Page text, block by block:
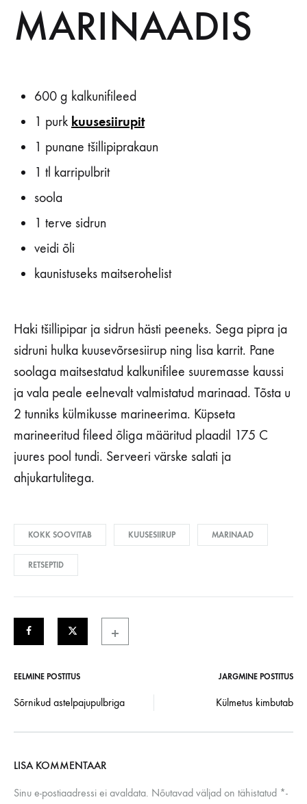
MARINAADIS
600 g kalkunifileed
1 purk kuusesiirupit
1 punane tšillipiprakaun
1 tl karripulbrit
soola
1 terve sidrun
veidi õli
kaunistuseks maitserohelist
Haki tšillipipar ja sidrun hästi peeneks. Sega pipra ja
sidruni hulka kuusevõrsesiirup ning lisa karrit. Pane
soolaga maitsestatud kalkunifilee suuremasse kaussi
ja vala peale eelnevalt valmistatud marinaad. Tõsta u
2 tunniks külmikusse marineerima. Küpseta
marineeritud fileed õliga määritud plaadil 175 C
juures pool tundi. Serveeri värske salati ja
ahjukartulitega.
KOKK SOOVITAB KUUSESIIRUP MARINAAD
RETSEPTID
Post
navigation
EELMINE POSTITUS JÄRGMINE POSTITUS
Sõrnikud astelpajupulbriga Külmetus kimbutab
LISA KOMMENTAAR
Sinu e-postiaadressi ei avaldata. Nõutavad väljad on tähistatud *-